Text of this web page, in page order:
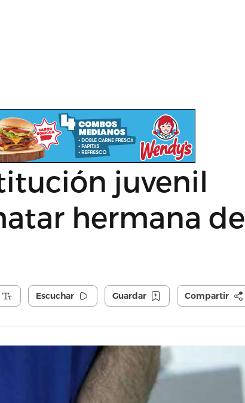
juvenil
hermana de
Escuchar Guardar Compartir